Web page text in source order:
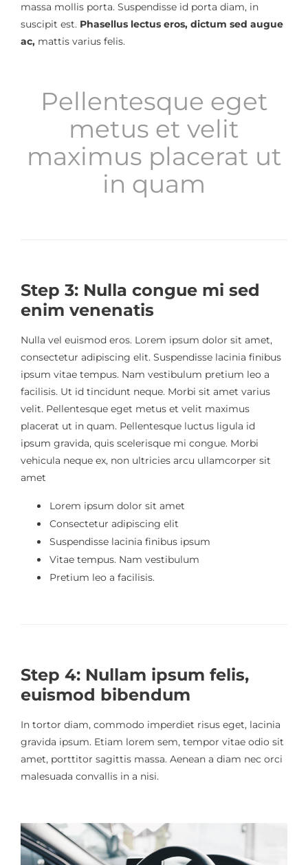
massa mollis porta. Suspendisse id porta diam, in
suscipit est. Phasellus lectus eros, dictum sed augue
ac, mattis varius felis.
Pellentesque eget
metus et velit
maximus placerat ut
in quam
Step 3: Nulla congue mi sed
enim venenatis
Nulla vel euismod eros. Lorem ipsum dolor sit amet,
consectetur adipiscing elit. Suspendisse lacinia finibus
ipsum vitae tempus. Nam vestibulum pretium leo a
facilisis. Ut id tincidunt neque. Morbi sit amet varius
velit. Pellentesque eget metus et velit maximus
placerat ut in quam. Pellentesque luctus ligula id
ipsum gravida, quis scelerisque mi congue. Morbi
vehicula neque ex, non ultricies arcu ullamcorper sit
amet
Lorem ipsum dolor sit amet
Consectetur adipiscing elit
Suspendisse lacinia finibus ipsum
Vitae tempus. Nam vestibulum
Pretium leo a facilisis.
Step 4: Nullam ipsum felis,
euismod bibendum
In tortor diam, commodo imperdiet risus eget, lacinia
gravida ipsum. Etiam lorem sem, tempor vitae odio sit
amet, porttitor sagittis massa. Aenean a diam nec orci
malesuada convallis in a nisi.